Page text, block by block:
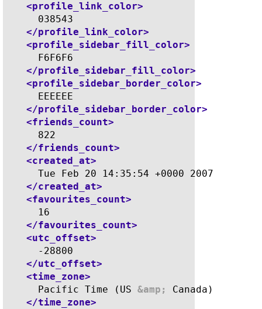
<profile_link_color>
      038543
</profile_link_color>
<profile_sidebar_fill_color>
      F6F6F6
</profile_sidebar_fill_color>
<profile_sidebar_border_color>
      EEEEEE
</profile_sidebar_border_color>
<friends_count>
      822
</friends_count>
<created_at>
      Tue Feb 20 14:35:54 +0000 2007
</created_at>
<favourites_count>
      16
</favourites_count>
<utc_offset>
      -28800
</utc_offset>
<time_zone>
      Pacific Time (US
&amp;
Canada)
</time_zone>